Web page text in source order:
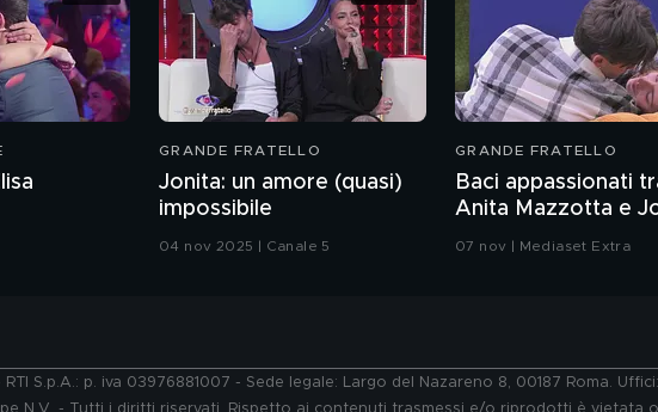
GRANDE FRATELLO
Jonita: un amore (quasi)
impossibile
04 nov 2025 | Canale 5
GRANDE FRATELLO
Baci appassionati
Anita Mazzotta e
07 nov | Mediaset Extra
S.p.A.: p. iva 03976881007 - Sede legale: Largo del Nazareno 8, 00187 Roma.